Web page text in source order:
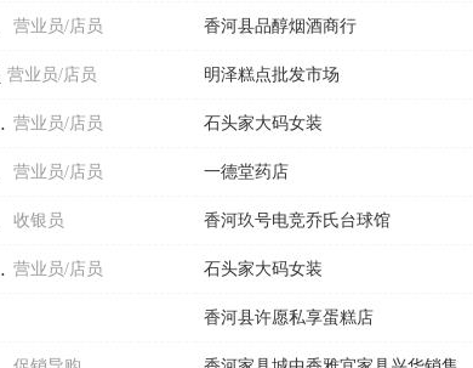
营业员/店员 香河县品醇烟酒商行
营业员/店员 明泽糕点批发市场
勤奖等） 营业员/店员 石头家大码女装
营业员/店员 一德堂药店
收银员 香河玖号电竞乔氏台球馆
勤奖等） 营业员/店员 石头家大码女装
香河县许愿私享蛋糕店